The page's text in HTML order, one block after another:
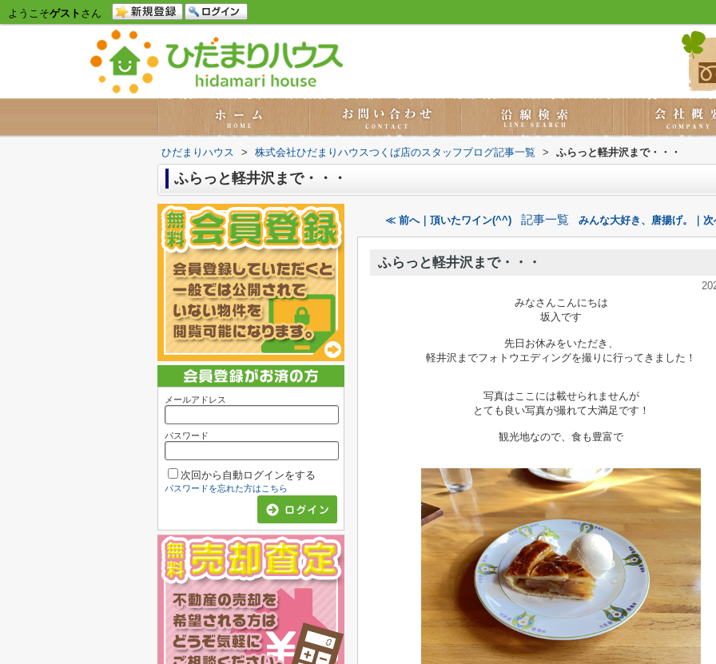
ようこそゲスト さん
ひだまりハウス > 株式会社ひだまりハウスつくば店のスタッフブログ記事一覧 > ふらっと軽井沢まで・・・
ふらっと軽井沢まで・・・
≪ 前へ｜頂いたワイン(^^) 記事一覧 みんな大好き、唐揚げ。｜
ふらっと軽井沢まで・・・
みなさんこんにちは
坂入です
先日お休みをいただき、
軽井沢までフォトウエディングを撮りに行ってきました！
写真はここには載せられませんが
とても良い写真が撮れて大満足です！
観光地なので、食も豊富で
メールアドレス
パスワード
次回から自動ログインをする
パスワードを忘れた方はこちら